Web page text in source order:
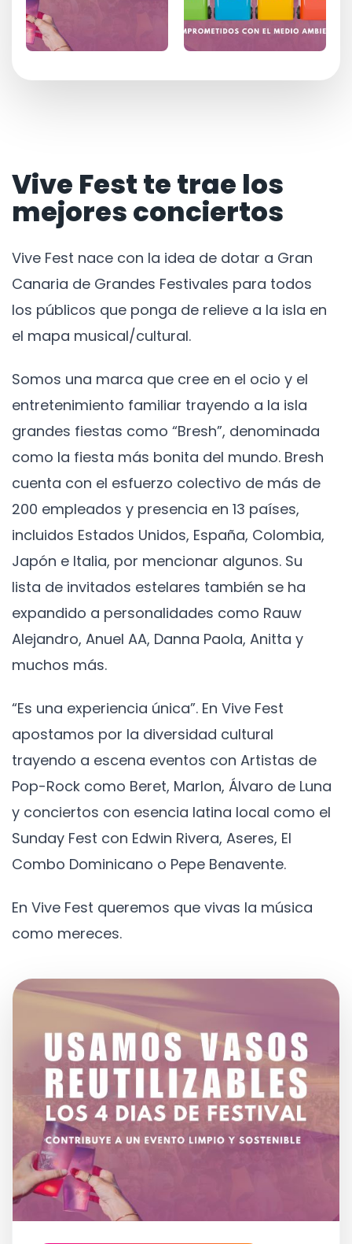
Vive Fest te trae los
mejores conciertos
Vive Fest nace con la idea de dotar a Gran
Canaria de Grandes Festivales para todos
los públicos que ponga de relieve a la isla en
el mapa musical/cultural.
Somos una marca que cree en el ocio y el
entretenimiento familiar trayendo a la isla
grandes fiestas como “Bresh”, denominada
como la fiesta más bonita del mundo. Bresh
cuenta con el esfuerzo colectivo de más de
200 empleados y presencia en 13 países,
incluidos Estados Unidos, España, Colombia,
Japón e Italia, por mencionar algunos. Su
lista de invitados estelares también se ha
expandido a personalidades como Rauw
Alejandro, Anuel AA, Danna Paola, Anitta y
muchos más.
“Es una experiencia única”. En Vive Fest
apostamos por la diversidad cultural
trayendo a escena eventos con Artistas de
Pop-Rock como Beret, Marlon, Álvaro de Luna
y conciertos con esencia latina local como el
Sunday Fest con Edwin Rivera, Aseres, El
Combo Dominicano o Pepe Benavente.
En Vive Fest queremos que vivas la música
como mereces.